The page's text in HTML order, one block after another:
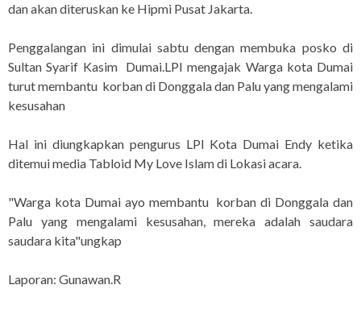
dan akan diteruskan ke Hipmi Pusat Jakarta.
Penggalangan ini dimulai sabtu dengan membuka posko di
Sultan Syarif Kasim Dumai.LPI mengajak Warga kota Dumai
turut membantu korban di Donggala dan Palu yang mengalami
kesusahan
Hal ini diungkapkan pengurus LPI Kota Dumai Endy ketika
ditemui media Tabloid My Love Islam di Lokasi acara.
"Warga kota Dumai ayo membantu korban di Donggala dan
Palu yang mengalami kesusahan, mereka adalah saudara
saudara kita"ungkap
Laporan: Gunawan.R